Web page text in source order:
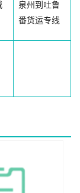
泉州到吐鲁
番货运专线